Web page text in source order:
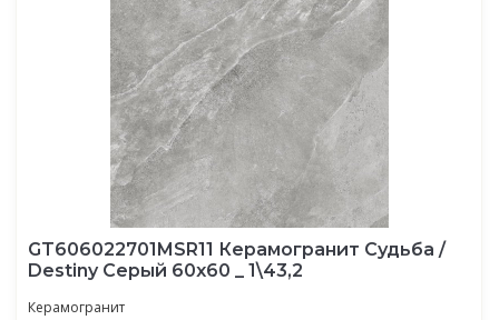
GT606022701MSR11 Керамогранит Судьба /
Destiny Серый 60x60 _ 1\43,2
Керамогранит